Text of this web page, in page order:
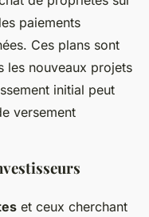
paiements
Ces plans sont
les nouveaux projets
initial peut
versement
et ceux cherchant